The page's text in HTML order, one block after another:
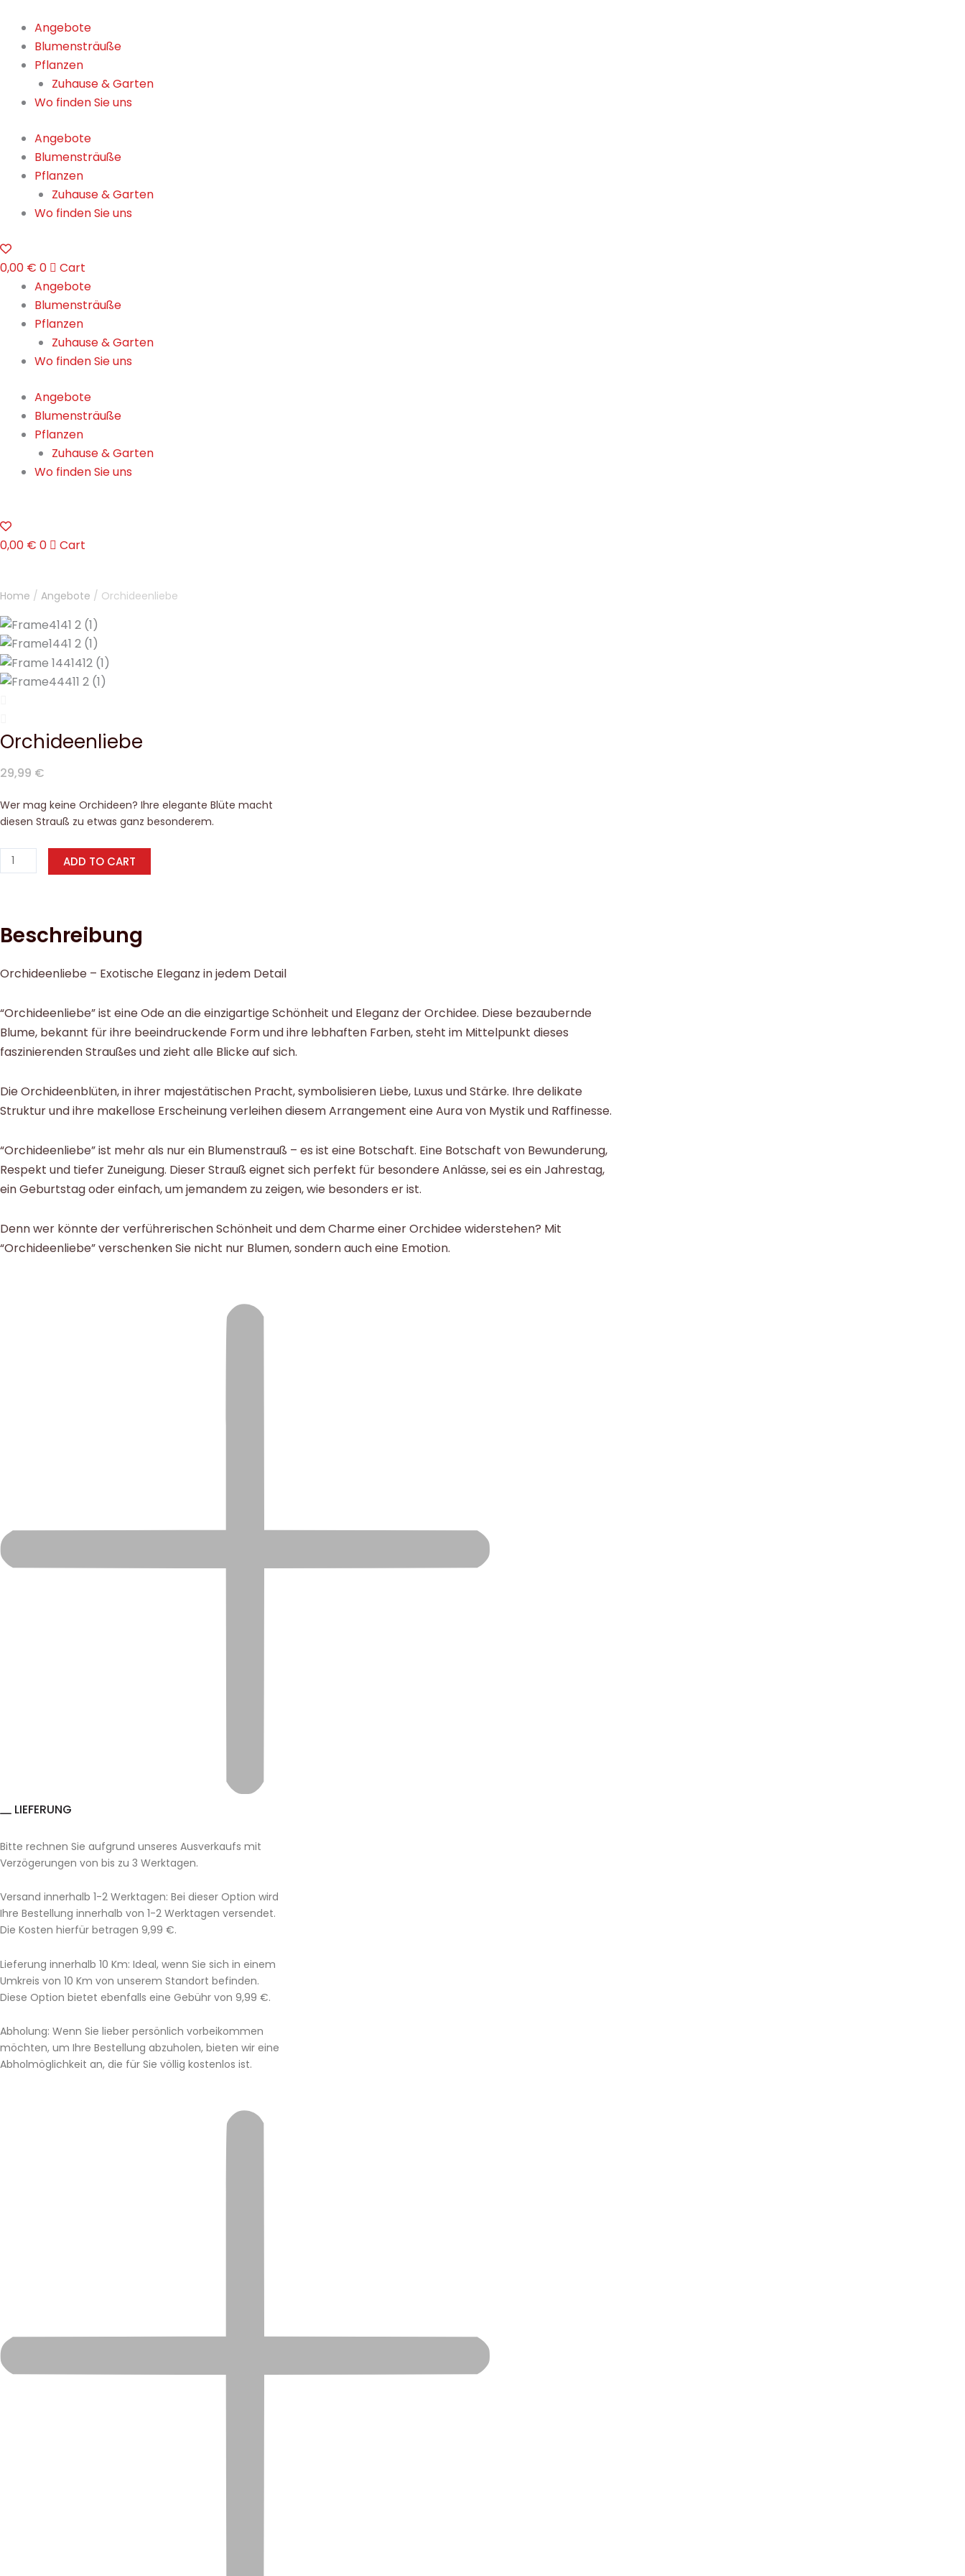
content
Angebote
Blumensträuße
Pflanzen
Zuhause & Garten
Wo finden Sie uns
Angebote
Blumensträuße
Pflanzen
Zuhause & Garten
Wo finden Sie uns
0,00 € 0
Cart
Angebote
Blumensträuße
Pflanzen
Zuhause & Garten
Wo finden Sie uns
Angebote
Blumensträuße
Pflanzen
Zuhause & Garten
Wo finden Sie uns
0,00 € 0 Cart
Home / Angebote / Orchideenliebe
Orchideenliebe
29,99 €
Wer mag keine Orchideen? Ihre elegante Blüte macht
diesen Strauß zu etwas ganz besonderem.
ADD TO CART
Beschreibung
Orchideenliebe – Exotische Eleganz in jedem Detail
“Orchideenliebe” ist eine Ode an die einzigartige Schönheit und Eleganz der Orchidee. Diese bezaubernde
Blume, bekannt für ihre beeindruckende Form und ihre lebhaften Farben, steht im Mittelpunkt dieses
faszinierenden Straußes und zieht alle Blicke auf sich.
Die Orchideenblüten, in ihrer majestätischen Pracht, symbolisieren Liebe, Luxus und Stärke. Ihre delikate
Struktur und ihre makellose Erscheinung verleihen diesem Arrangement eine Aura von Mystik und Raffinesse.
“Orchideenliebe” ist mehr als nur ein Blumenstrauß – es ist eine Botschaft. Eine Botschaft von Bewunderung,
Respekt und tiefer Zuneigung. Dieser Strauß eignet sich perfekt für besondere Anlässe, sei es ein Jahrestag,
ein Geburtstag oder einfach, um jemandem zu zeigen, wie besonders er ist.
Denn wer könnte der verführerischen Schönheit und dem Charme einer Orchidee widerstehen? Mit
“Orchideenliebe” verschenken Sie nicht nur Blumen, sondern auch eine Emotion.
LIEFERUNG
Bitte rechnen Sie aufgrund unseres Ausverkaufs mit
Verzögerungen von bis zu 3 Werktagen.
Versand innerhalb 1-2 Werktagen: Bei dieser Option wird
Ihre Bestellung innerhalb von 1-2 Werktagen versendet.
Die Kosten hierfür betragen 9,99 €.
Lieferung innerhalb 10 Km: Ideal, wenn Sie sich in einem
Umkreis von 10 Km von unserem Standort befinden.
Diese Option bietet ebenfalls eine Gebühr von 9,99 €.
Abholung: Wenn Sie lieber persönlich vorbeikommen
möchten, um Ihre Bestellung abzuholen, bieten wir eine
Abholmöglichkeit an, die für Sie völlig kostenlos ist.